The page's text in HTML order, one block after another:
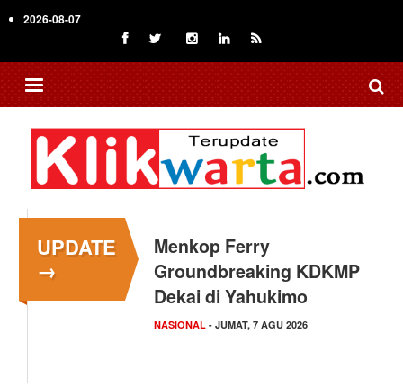
to
content
2026-08-07
UPDATE
→
Menkop Ferry
Groundbreaking KDKMP
Dekai di Yahukimo
NASIONAL - JUMAT, 7 AGU 2026